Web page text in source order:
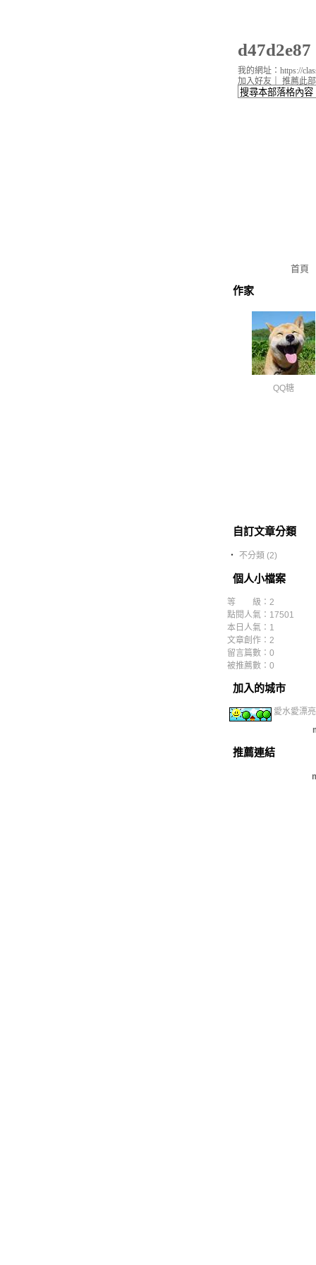
首頁
加入好友 推薦此
我的網址：https://
作家
QQ糖
自訂文章分類
‧ 不分類 (2)
個人小檔案
等 級：2
點閱人氣：17501
本日人氣：1
文章創作：2
留言篇數：0
被推薦數： 0
加入的城市
愛水愛漂亮
推薦連結